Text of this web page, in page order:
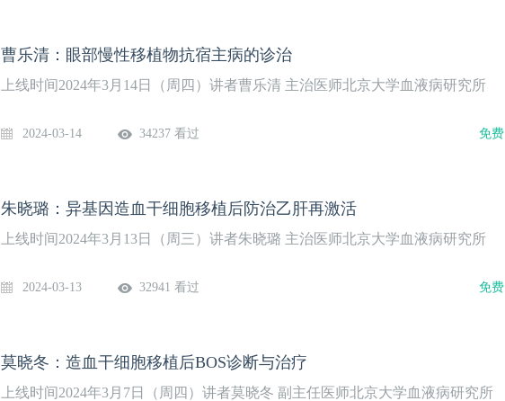
曹乐清：眼部慢性移植物抗宿主病的诊治
上线时间2024年3月14日（周四）讲者曹乐清 主治医师北京大学血液病研究所
2024-03-14 34237 看过 免费
朱晓璐：异基因造血干细胞移植后防治乙肝再激活
上线时间2024年3月13日（周三）讲者朱晓璐 主治医师北京大学血液病研究所
2024-03-13 32941 看过 免费
莫晓冬：造血干细胞移植后BOS诊断与治疗
上线时间2024年3月7日（周四）讲者莫晓冬 副主任医师北京大学血液病研究所